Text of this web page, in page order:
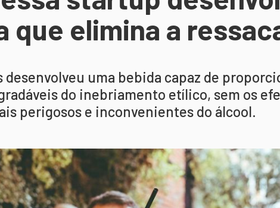
que elimina a
desenvolveu uma bebida capaz de
do inebriamento etílico, sem os
perigosos e inconvenientes do álcool.